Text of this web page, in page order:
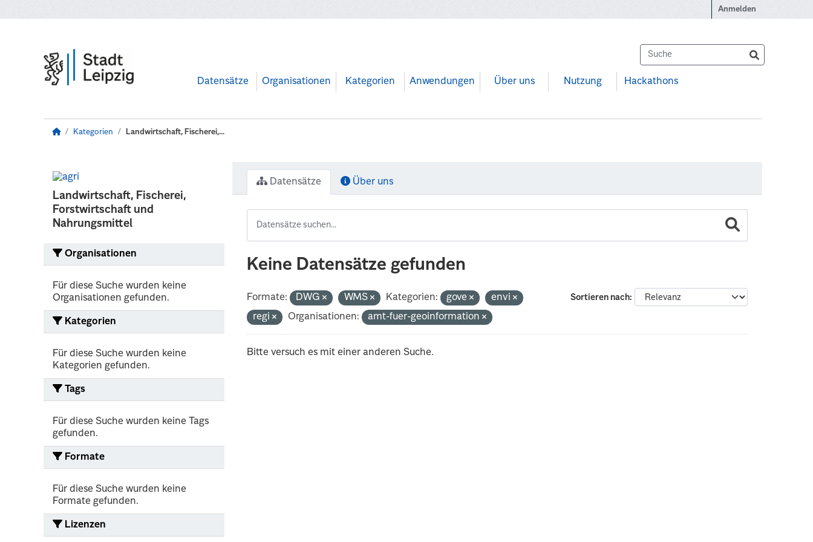
Anmelden
Datensätze Organisationen Kategorien Anwendungen Über uns Nutzung Hackathons
Kategorien Landwirtschaft, Fischerei,...
Landwirtschaft, Fischerei,
Forstwirtschaft und
Nahrungsmittel
Organisationen
Für diese Suche wurden keine
Organisationen gefunden.
Kategorien
Für diese Suche wurden keine
Kategorien gefunden.
Tags
Für diese Suche wurden keine Tags
gefunden.
Formate
Für diese Suche wurden keine
Formate gefunden.
Lizenzen
Datensätze Über uns
Keine Datensätze gefunden
Sortieren nach
Formate: DWG WMS Kategorien: gove
envi
regi
Organisationen: amt-fuer-geoinformation
Bitte versuch es mit einer anderen Suche.